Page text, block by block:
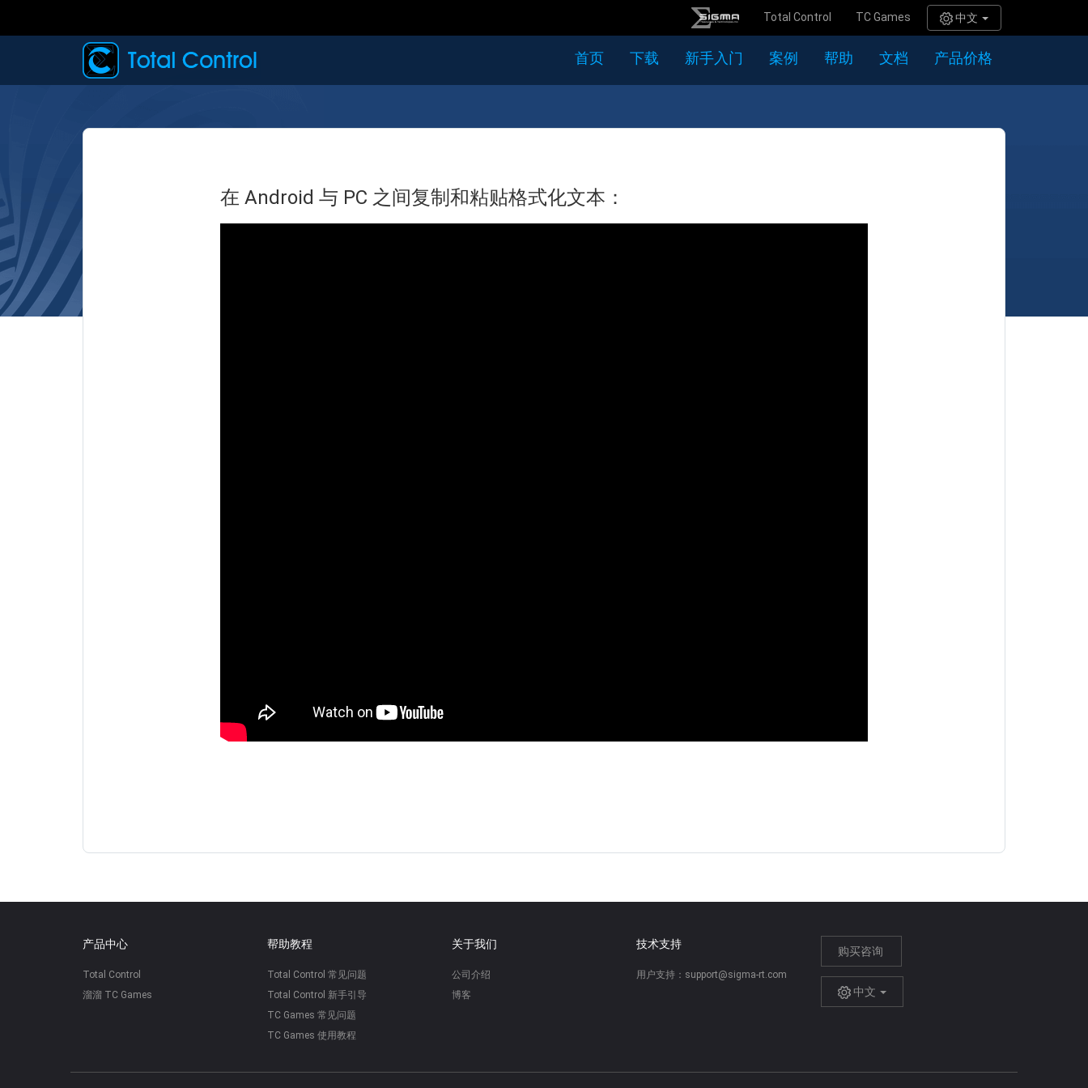
Total Control TC Games 中文
首页 下载 新手入门 案例 帮助 文档 产品价格
在 Android 与 PC 之间复制和粘贴格式化文本：
产品中心
Total Control
溜溜 TC Games
帮助教程
Total Control 常见问题
Total Control 新手引导
TC Games 常见问题
TC Games 使用教程
关于我们
公司介绍
博客
技术支持
用户支持：support@sigma-rt.com
购买咨询
中文